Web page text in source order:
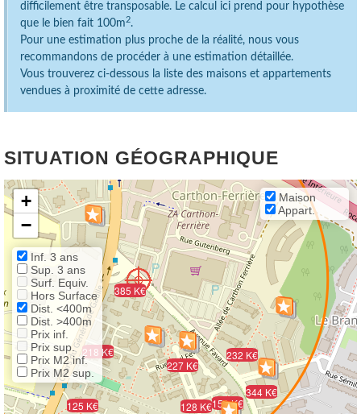
difficilement être transposable. Le calcul ici prend pour hypothèse
que le bien fait 100m 2.
Pour une estimation plus proche de la réalité, nous vous
recommandons de procéder à une estimation détaillée.
Vous trouverez ci-dessous la liste des maisons et appartements
vendues à proximité de cette adresse.
SITUATION GÉOGRAPHIQUE
232 K€
385 K€
128 K€
218 K€
166 K€
125 K€
150 K€
344 K€
227 K€
+
−
Inf. 3 ans
Sup. 3 ans
Surf. Equiv.
Hors Surface
Dist. <400m
Dist. >400m
Prix inf.
Prix sup.
Prix M2 inf.
Prix M2 sup.
Maison
Appart.